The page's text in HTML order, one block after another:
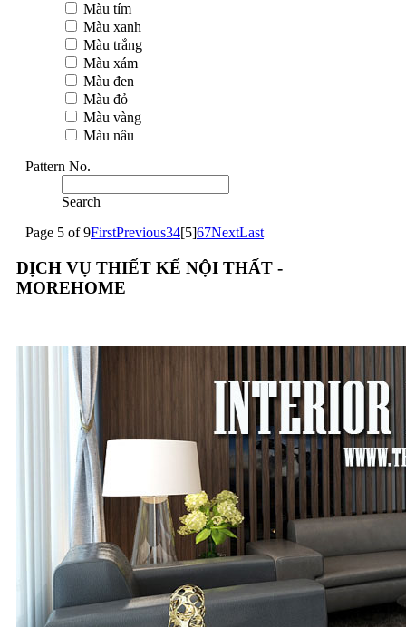
Màu tím
Màu xanh
Màu trắng
Màu xám
Màu đen
Màu đỏ
Màu vàng
Màu nâu
Pattern No.
Search
Page 5 of 9FirstPrevious34[5]67NextLast
DỊCH VỤ THIẾT KẾ NỘI THẤT -
MOREHOME